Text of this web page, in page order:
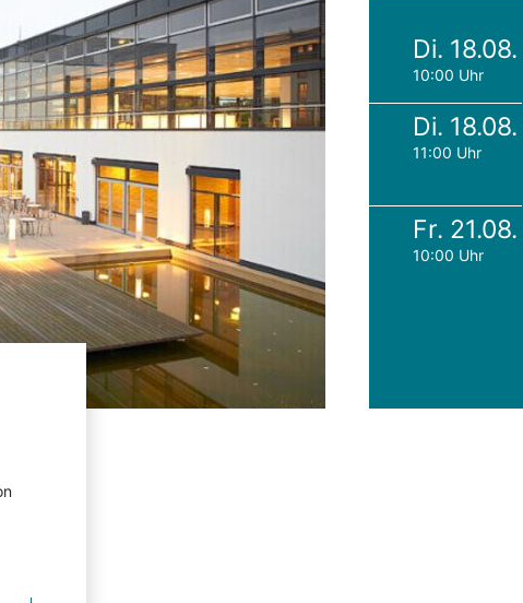
Di. 18.08.
10:00 Uhr
Di. 18.08.
11:00 Uhr
Fr. 21.08.
10:00 Uhr